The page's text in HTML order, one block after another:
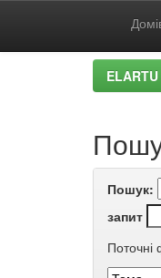
Пошук:
запит
Поточні